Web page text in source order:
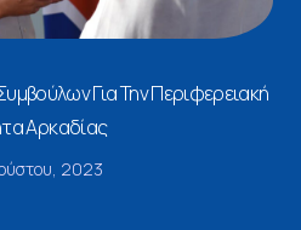
Για Την Περιφερειακή
Αρκαδίας
2023